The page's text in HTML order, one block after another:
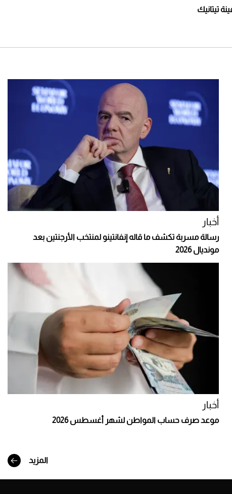
تيتانيك
أخبار
رسالة مسربة تكشف ما قاله إنفانتينو لمنتخب الأرجنتين بعد
مونديال 2026
أخبار
موعد صرف حساب المواطن لشهر أغسطس 2026
المزيد